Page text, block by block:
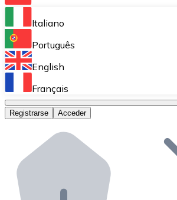
Bitnovo Ramp
Integra nuestra solución en tu
Bitnovo Giftcards
Bitnovo OTC
Bitnovo ATM
Integra un ATM Bitnovo en tu
Bitnovo API
Italiano
Português
English
Français
Registrarse Acceder